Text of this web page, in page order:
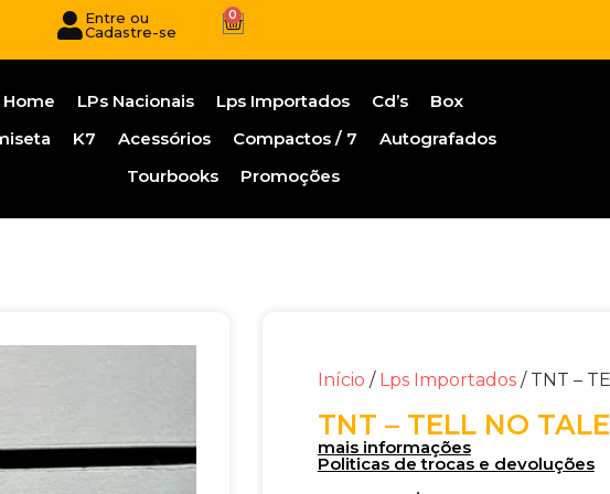
Entre ou
Cadastre-se
0
Home LPs Nacionais Lps Importados Cd’s
Box
K7 Acessórios Compactos / 7
Autografados
Tourbooks
Promoções
Início / Lps Importados/ TNT –
TNT – TELL NO
mais informações
Politicas de trocas e devoluções